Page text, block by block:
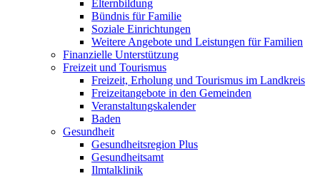
Elternbildung
Bündnis für Familie
Soziale Einrichtungen
Weitere Angebote und Leistungen für Familien
Finanzielle Unterstützung
Freizeit und Tourismus
Freizeit, Erholung und Tourismus im Landkreis
Freizeitangebote in den Gemeinden
Veranstaltungskalender
Baden
Gesundheit
Gesundheitsregion Plus
Gesundheitsamt
Ilmtalklinik